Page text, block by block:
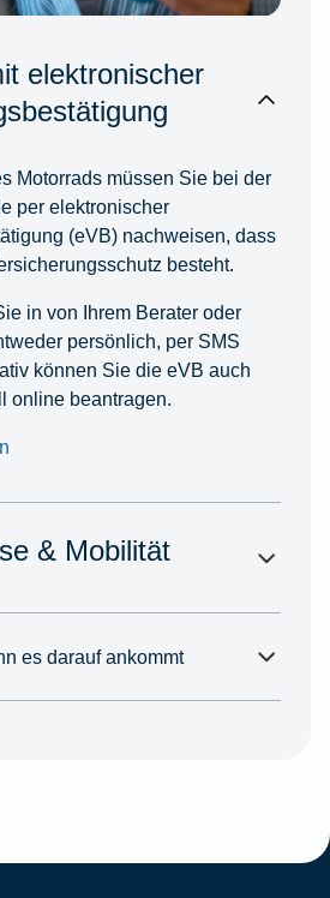
elektronischer
Motorrads müssen Sie bei der
per elektronischer
(eVB) nachweisen, dass
besteht.
in von Ihrem Berater oder
persönlich, per SMS
können Sie die eVB auch
online beantragen.
& Mobilität
es darauf ankommt